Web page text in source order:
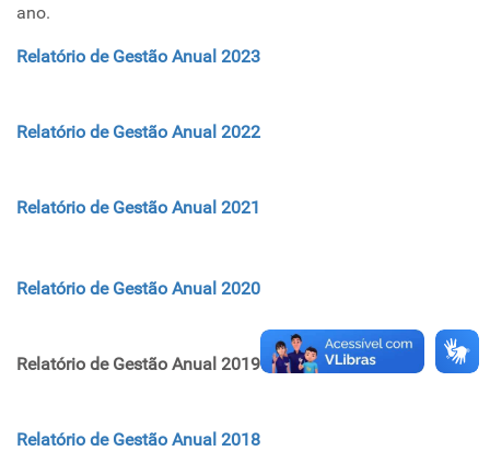
ano.
Relatório de Gestão Anual 2023
Relatório de Gestão Anual 2022
Relatório de Gestão Anual 2021
Relatório de Gestão Anual 2020
Relatório de Gestão Anual 2019
Relatório de Gestão Anual 2018